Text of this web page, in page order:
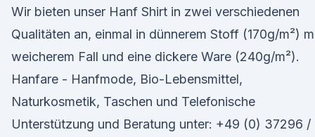
Wir bieten unser Hanf Shirt in zwei verschiedenen
Qualitäten an, einmal in dünnerem Stoff (170g/m²)
weicherem Fall und eine dickere Ware (240g/m²).
Hanfare - Hanfmode, Bio-Lebensmittel,
Naturkosmetik, Taschen und Telefonische
Unterstützung und Beratung unter: +49 (0) 37296 /